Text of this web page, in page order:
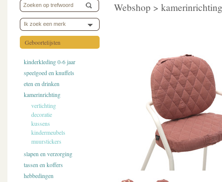
Ik zoek een merk
Geboortelijsten
kinderkleding 0-6 jaar
speelgoed en knuffels
eten en drinken
kamerinrichting
verlichting
decoratie
kussens
kindermeubels
muurstickers
slapen en verzorging
tassen en koffers
hebbedingen
Webshop > kamerinrichting